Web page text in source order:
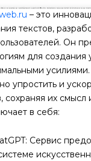
– это
текстов,
Он
для создания
упростить и
сохраняя их смысл
в себя:
Сервис